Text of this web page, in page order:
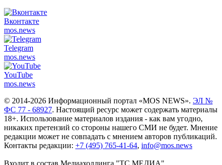
Вконтакте
mos.news
Telegram
mos.news
YouTube
mos.news
© 2014-2026 Информационный портал «MOS NEWS». ЭЛ №
ФС 77 - 68927. Настоящий ресурс может содержать материалы
18+. Использование материалов издания - как вам угодно,
никаких претензий со стороны нашего СМИ не будет. Мнение
редакции может не совпадать с мнением авторов публикаций.
Контакты редакции: +7 (495) 765-41-64, info@mos.news
Входит в состав Медиахолдинга "ТС.МЕДИА"